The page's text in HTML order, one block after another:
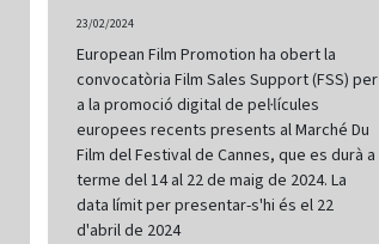
23/02/2024
European Film Promotion ha obert la
convocatòria Film Sales Support (FSS) per
a la promoció digital de pel·lícules
europees recents presents al Marché Du
Film del Festival de Cannes, que es durà a
terme del 14 al 22 de maig de 2024. La
data límit per presentar-s'hi és el 22
d'abril de 2024